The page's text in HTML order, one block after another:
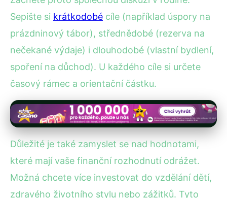
Sepište si krátkodobé cíle (například úspory na
prázdninový tábor), střednědobé (rezerva na
nečekané výdaje) i dlouhodobé (vlastní bydlení,
spoření na důchod). U každého cíle si určete
časový rámec a orientační částku.
Důležité je také zamyslet se nad hodnotami,
které mají vaše finanční rozhodnutí odrážet.
Možná chcete více investovat do vzdělání dětí,
zdravého životního stylu nebo zážitků. Tyto